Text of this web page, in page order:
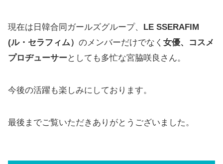
現在は日韓合同ガールズグループ、 LE SSERAFIM
(ル・セラフィム） のメンバーだけでなく 女優、コスメ
プロヂューサーとしても多忙な宮脇咲良さん。
今後の活躍も楽しみにしております。
最後までご覧いただきありがとうございました。